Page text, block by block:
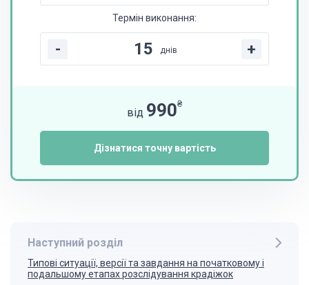
Термін виконання:
- днів +
від 990₴
Дізнатися точну вартість
Наступний розділ
Типові ситуації, версії та завдання на початковому і
подальшому етапах розслідування крадіжок